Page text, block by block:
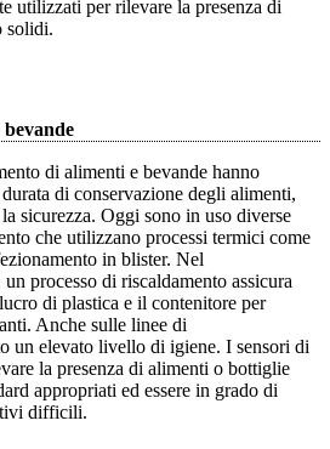
utilizzati per rilevare la presenza di
solidi.
di alimenti e bevande hanno
di conservazione degli alimenti,
sicurezza. Oggi sono in uso diverse
che utilizzano processi termici come
in blister. Nel
processo di riscaldamento assicura
di plastica e il contenitore per
Anche sulle linee di
un elevato livello di igiene. I sensori di
la presenza di alimenti o bottiglie
appropriati ed essere in grado di
difficili.